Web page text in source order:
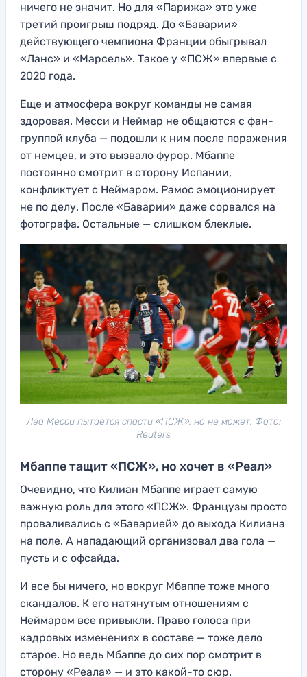
ничего не значит. Но для «Парижа» это уже
третий проигрыш подряд. До «Баварии»
действующего чемпиона Франции обыгрывал
«Ланс» и «Марсель». Такое у «ПСЖ» впервые с
2020 года.
Еще и атмосфера вокруг команды не самая
здоровая. Месси и Неймар не общаются с фан-
группой клуба — подошли к ним после поражения
от немцев, и это вызвало фурор. Мбаппе
постоянно смотрит в сторону Испании,
конфликтует с Неймаром. Рамос эмоционирует
не по делу. После «Баварии» даже сорвался на
фотографа. Остальные — слишком блеклые.
Лео Месси пытается спасти «ПСЖ», но не может. Фото:
Reuters
Мбаппе тащит «ПСЖ», но хочет в «Реал»
Очевидно, что Килиан Мбаппе играет самую
важную роль для этого «ПСЖ». Французы просто
проваливались с «Баварией» до выхода Килиана
на поле. А нападающий организовал два гола —
пусть и с офсайда.
И все бы ничего, но вокруг Мбаппе тоже много
скандалов. К его натянутым отношениям с
Неймаром все привыкли. Право голоса при
кадровых изменениях в составе — тоже дело
старое. Но ведь Мбаппе до сих пор смотрит в
сторону «Реала» — и это какой-то сюр.